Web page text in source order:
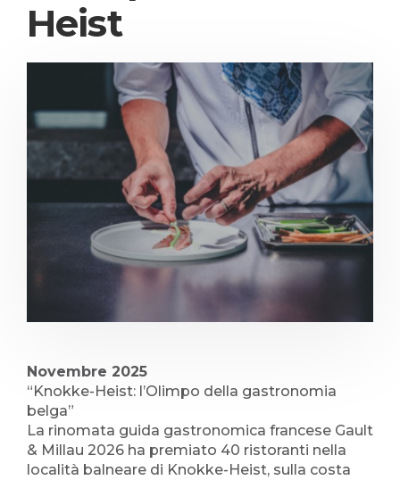
Heist
Novembre 2025
“Knokke-Heist: l’Olimpo della gastronomia
belga”
La rinomata guida gastronomica francese Gault
& Millau 2026 ha premiato 40 ristoranti nella
località balneare di Knokke-Heist, sulla costa